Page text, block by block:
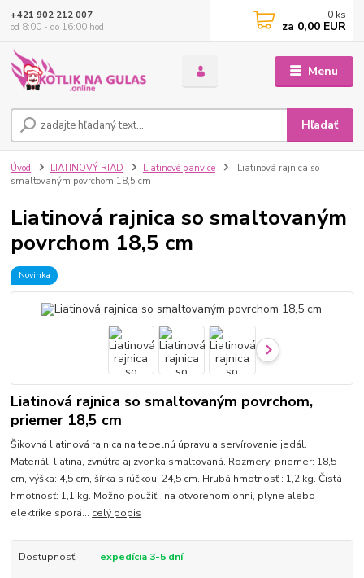
Menu
Hľadať
+421 902 212 007
od 8:00 - do 16:00 hod
0 ks
za 0,00 EUR
Úvod LIATINOVÝ RIAD Liatinové panvice
Liatinová rajnica so
smaltovaným povrchom 18,5 cm
Liatinová rajnica so smaltovaným
povrchom 18,5 cm
Novinka
Liatinová rajnica so smaltovaným povrchom,
priemer 18,5 cm
Šikovná liatinová rajnica na tepelnú úpravu a servírovanie jedál.
Materiál: liatina, zvnútra aj zvonka smaltovaná. Rozmery: priemer: 18,5
cm, výška: 4,5 cm, šírka s rúčkou: 24,5 cm. Hrubá hmotnosť : 1,2 kg. Čistá
hmotnosť: 1,1 kg. Možno použiť: na otvorenom ohni, plyne alebo
elektrike sporá... celý popis
Dostupnosť expedícia 3-5 dní